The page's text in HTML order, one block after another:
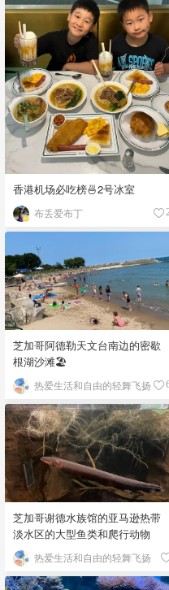
香港机场必吃榜🍜2号冰室
布丢爱布丁
芝加哥阿德勒天文台南边的密歇
根湖沙滩🏖️
热爱生活和自由的轻舞飞扬
芝加哥谢德水族馆的亚马逊热带
淡水区的大型鱼类和爬行动物
热爱生活和自由的轻舞飞扬